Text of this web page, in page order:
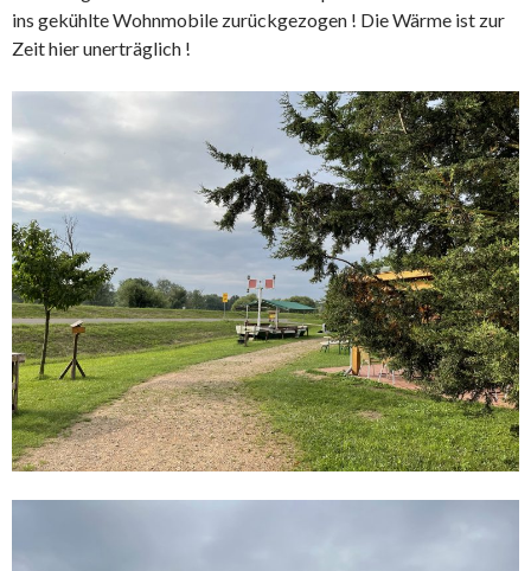
ins gekühlte Wohnmobile zurückgezogen ! Die Wärme ist zur
Zeit hier unerträglich !